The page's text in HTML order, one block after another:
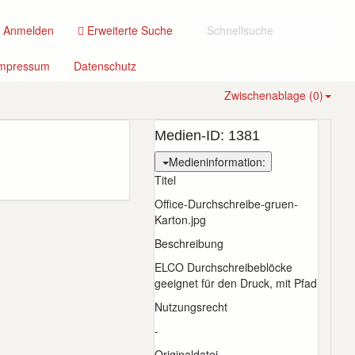
Anmelden Erweiterte Suche(current)
(current)Datenschutz(current)
Zwischenablage (0)
Medien-ID: 1381
Medieninformation:
Titel
Office-Durchschreibe-gruen-
Karton.jpg
Beschreibung
ELCO Durchschreibeblöcke
geeignet für den Druck, mit Pfad
Nutzungsrecht
-